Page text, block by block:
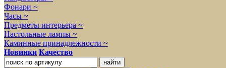
Фонари ~
Часы ~
Предметы интерьера ~
Настольные лампы ~
Каминные принадлежности ~
Новинки Качество